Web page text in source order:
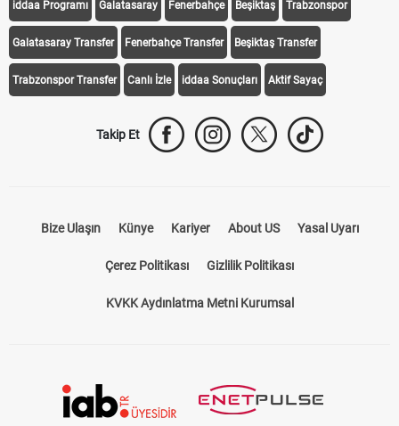
iddaa Programı Galatasaray Fenerbahçe Beşiktaş Trabzonspor
Galatasaray Transfer Fenerbahçe Transfer Beşiktaş Transfer
Trabzonspor Transfer Canlı İzle iddaa Sonuçları Aktif Sayaç
Takip Et
Bize Ulaşın Künye Kariyer About US Yasal Uyarı
Çerez Politikası Gizlilik Politikası
KVKK Aydınlatma Metni Kurumsal